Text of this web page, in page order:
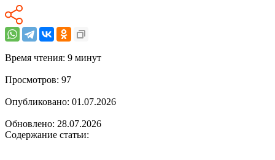
Время чтения: 9 минут
Просмотров: 97
Опубликовано: 01.07.2026
Обновлено: 28.07.2026
Содержание статьи: